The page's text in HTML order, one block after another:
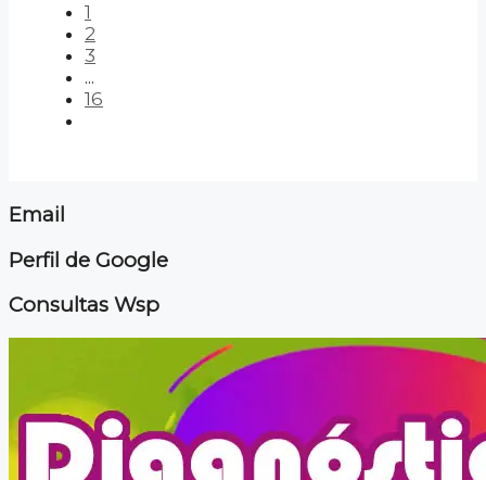
1
2
3
...
16
Email
Perfil de Google
Consultas Wsp